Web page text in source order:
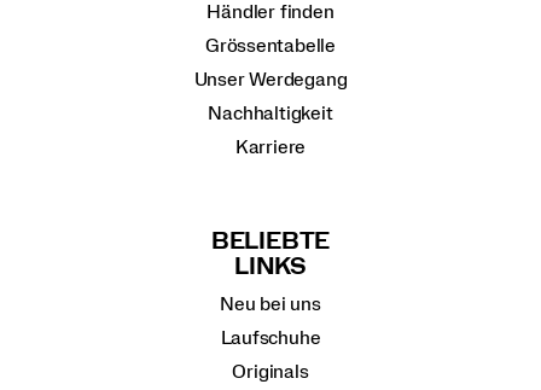
Händler finden
Grössentabelle
Unser Werdegang
Nachhaltigkeit
Karriere
BELIEBTE
LINKS
Neu bei uns
Laufschuhe
Originals